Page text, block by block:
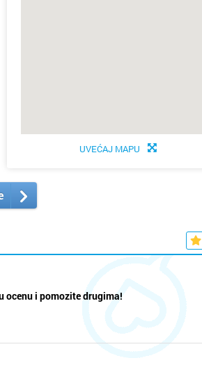
UVEĆAJ MAPU
ocenu i pomozite drugima!